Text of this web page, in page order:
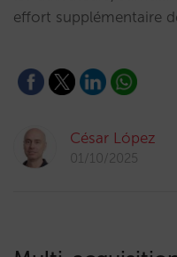
effort supplémentaire
César López
01/10/2025